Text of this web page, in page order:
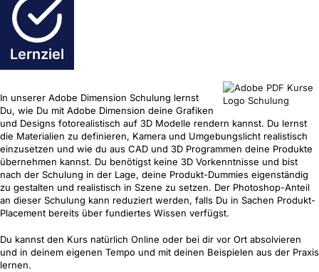
Lernziel
In unserer Adobe Dimension Schulung lernst
Du, wie Du mit Adobe Dimension deine Grafiken
und Designs fotorealistisch auf 3D Modelle rendern kannst. Du lernst
die Materialien zu definieren, Kamera und Umgebungslicht realistisch
einzusetzen und wie du aus CAD und 3D Programmen deine Produkte
übernehmen kannst. Du benötigst keine 3D Vorkenntnisse und bist
nach der Schulung in der Lage, deine Produkt-Dummies eigenständig
zu gestalten und realistisch in Szene zu setzen. Der Photoshop-Anteil
an dieser Schulung kann reduziert werden, falls Du in Sachen Produkt-
Placement bereits über fundiertes Wissen verfügst.
Du kannst den Kurs natürlich Online oder bei dir vor Ort absolvieren
und in deinem eigenen Tempo und mit deinen Beispielen aus der Praxis
lernen.